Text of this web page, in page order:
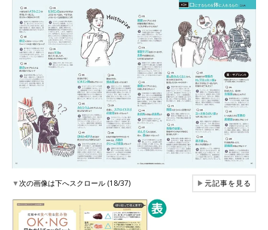
▼次の画像は下へスクロール (18/37) ▶元記事を見る